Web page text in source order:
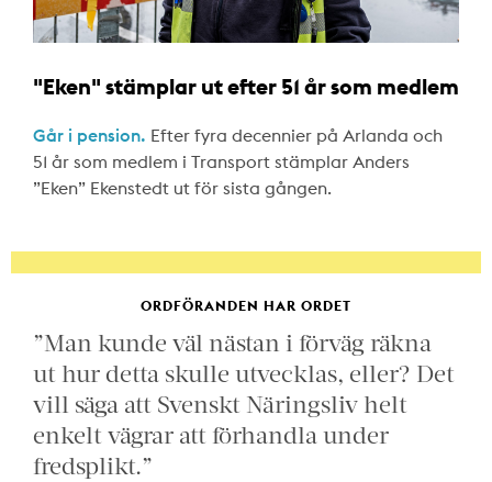
"Eken" stämplar ut efter 51 år som medlem
Går i pension. Efter fyra decennier på Arlanda och
51 år som medlem i Transport stämplar Anders
”Eken” Ekenstedt ut för sista gången.
ORDFÖRANDEN HAR ORDET
”Man kunde väl nästan i förväg räkna
ut hur detta skulle utvecklas, eller? Det
vill säga att Svenskt Näringsliv helt
enkelt vägrar att förhandla under
fredsplikt.”